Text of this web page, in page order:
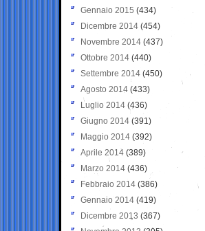
Gennaio 2015 (434)
Dicembre 2014 (454)
Novembre 2014 (437)
Ottobre 2014 (440)
Settembre 2014 (450)
Agosto 2014 (433)
Luglio 2014 (436)
Giugno 2014 (391)
Maggio 2014 (392)
Aprile 2014 (389)
Marzo 2014 (436)
Febbraio 2014 (386)
Gennaio 2014 (419)
Dicembre 2013 (367)